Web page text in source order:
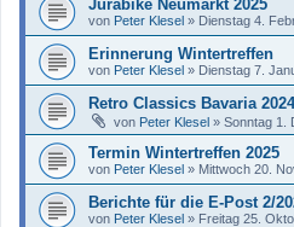
Jurabike Neumarkt 2025
von Peter Klesel » Dienstag 4.
Erinnerung Wintertreffen
von Peter Klesel » Dienstag 7.
Retro Classics Bavaria 2024
von Peter Klesel » Sonntag 1.
Termin Wintertreffen 2025
von Peter Klesel » Mittwoch 20.
Berichte für die E-Post 2/
von Peter Klesel » Freitag 25.